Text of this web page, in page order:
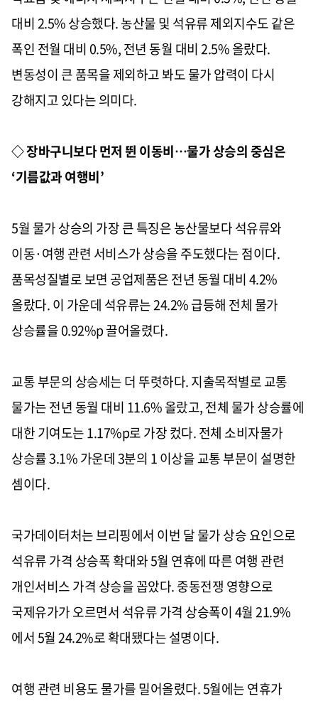
대비 2.5% 상승했다. 농산물 및 석유류 제외지수도 같은
폭인 전월 대비 0.5%, 전년 동월 대비 2.5% 올랐다.
변동성이 큰 품목을 제외하고 봐도 물가 압력이 다시
강해지고 있다는 의미다.
◇ 장바구니보다 먼저 뛴 이동비…물가 상승의 중심은
‘기름값과 여행비’
5월 물가 상승의 가장 큰 특징은 농산물보다 석유류와
이동·여행 관련 서비스가 상승을 주도했다는 점이다.
품목성질별로 보면 공업제품은 전년 동월 대비 4.2%
올랐다. 이 가운데 석유류는 24.2% 급등해 전체 물가
상승률을 0.92%p 끌어올렸다.
교통 부문의 상승세는 더 뚜렷하다. 지출목적별로 교통
물가는 전년 동월 대비 11.6% 올랐고, 전체 물가 상승률에
대한 기여도는 1.17%p로 가장 컸다. 전체 소비자물가
상승률 3.1% 가운데 3분의 1 이상을 교통 부문이 설명한
셈이다.
국가데이터처는 브리핑에서 이번 달 물가 상승 요인으로
석유류 가격 상승폭 확대와 5월 연휴에 따른 여행 관련
개인서비스 가격 상승을 꼽았다. 중동전쟁 영향으로
국제유가가 오르면서 석유류 가격 상승폭이 4월 21.9%
에서 5월 24.2%로 확대됐다는 설명이다.
여행 관련 비용도 물가를 밀어올렸다. 5월에는 연휴가